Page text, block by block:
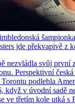
jde překvapivě z
nezvládla svůj první
Perspektivní česká
podlehla
když v úvodní sadě
ve třetím kole utká s